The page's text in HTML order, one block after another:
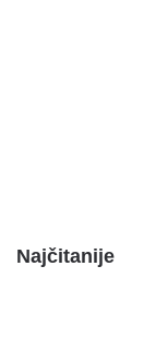
Najčitanije